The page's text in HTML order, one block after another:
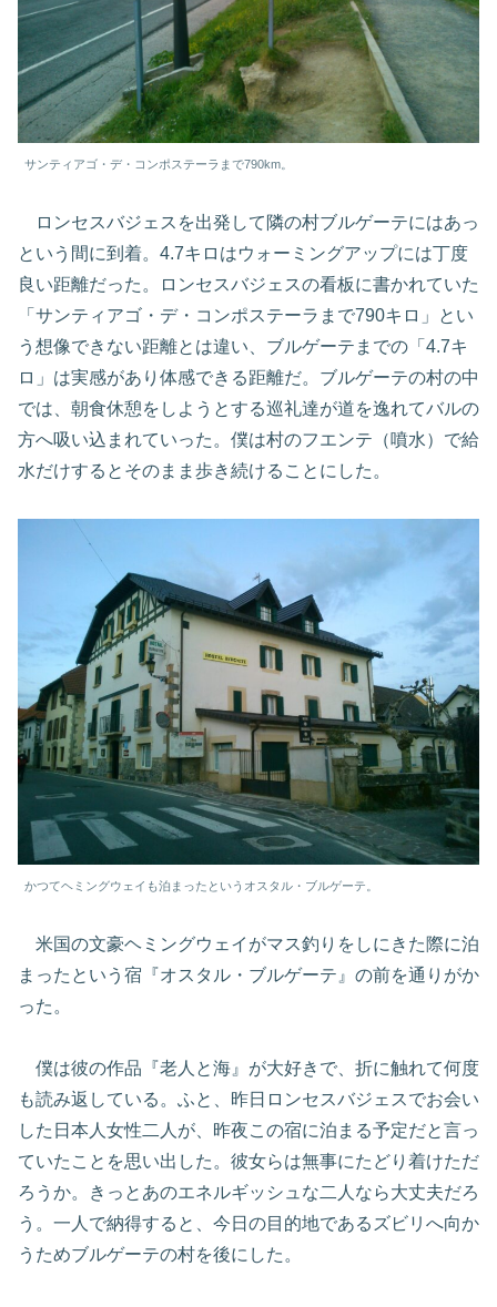
サンティアゴ・デ・コンポステーラまで790km。
ロンセスバジェスを出発して隣の村ブルゲーテにはあっ
という間に到着。4.7キロはウォーミングアップには丁度
良い距離だった。ロンセスバジェスの看板に書かれていた
「サンティアゴ・デ・コンポステーラまで790キロ」とい
う想像できない距離とは違い、ブルゲーテまでの「4.7キ
ロ」は実感があり体感できる距離だ。ブルゲーテの村の中
では、朝食休憩をしようとする巡礼達が道を逸れてバルの
方へ吸い込まれていった。僕は村のフエンテ（噴水）で給
水だけするとそのまま歩き続けることにした。
かつてヘミングウェイも泊まったというオスタル・ブルゲーテ。
米国の文豪ヘミングウェイがマス釣りをしにきた際に泊
まったという宿『オスタル・ブルゲーテ』の前を通りがか
った。
僕は彼の作品『老人と海』が大好きで、折に触れて何度
も読み返している。ふと、昨日ロンセスバジェスでお会い
した日本人女性二人が、昨夜この宿に泊まる予定だと言っ
ていたことを思い出した。彼女らは無事にたどり着けただ
ろうか。きっとあのエネルギッシュな二人なら大丈夫だろ
う。一人で納得すると、今日の目的地であるズビリへ向か
うためブルゲーテの村を後にした。